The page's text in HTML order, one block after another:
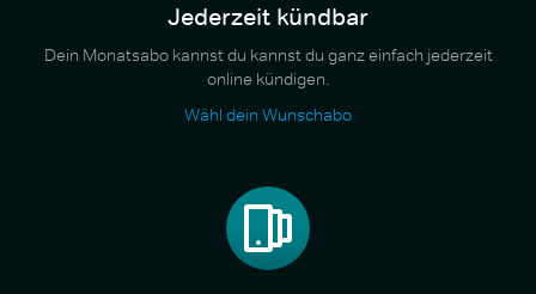
Jederzeit kündbar
Dein Monatsabo kannst du kannst du ganz einfach jederzeit
online kündigen.
Wähl dein Wunschabo